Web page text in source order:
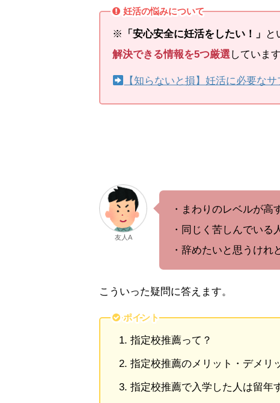
妊活の悩みについて
※ 「安心安全に妊活をしたい！」 と
解決できる情報を5つ厳選しています
【知らないと損】妊活に必要な
友人A
・まわりのレベルが
・同じく苦しんでいる
・辞めたいと思うけ
こういった疑問に答えます。
ポイント
指定校推薦って？
指定校推薦のメリット・デメリ
指定校推薦で入学した人は留年